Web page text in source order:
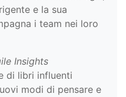
e la sua
i team nei loro
Insights
di libri influenti
modi di pensare e